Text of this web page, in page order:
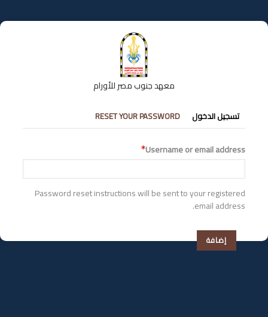
إلى
المحتوى
معهد جنوب مصر للأورام
التبويبات
الأساسية
تسجيل الدخول RESET YOUR PASSWORD
Username or email address
Password reset instructions will be sent to your registered
email address.